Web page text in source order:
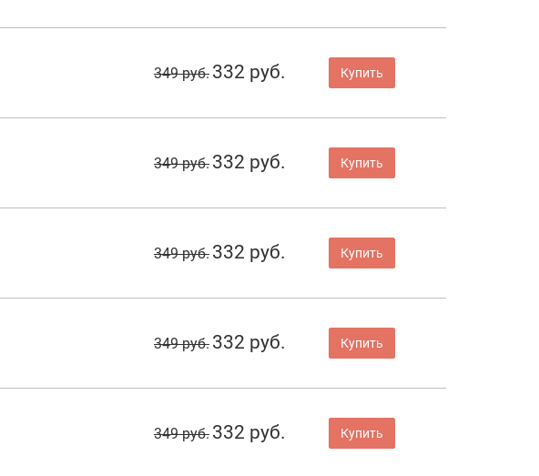
349 руб. 332 руб. Купить
349 руб. 332 руб. Купить
349 руб. 332 руб. Купить
349 руб. 332 руб. Купить
349 руб. 332 руб. Купить